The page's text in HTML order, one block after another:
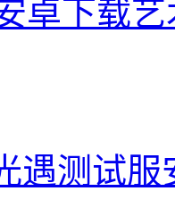
卓下载
遇测试服